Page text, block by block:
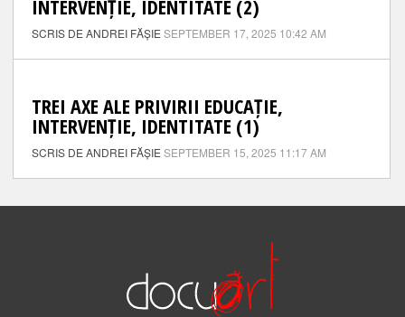
INTERVENȚIE, IDENTITATE (2)
SCRIS DE ANDREI FĂȘIE SEPTEMBER 17, 2025 10:42 AM
TREI AXE ALE PRIVIRII EDUCAȚIE,
INTERVENȚIE, IDENTITATE (1)
SCRIS DE ANDREI FĂȘIE SEPTEMBER 15, 2025 11:17 AM